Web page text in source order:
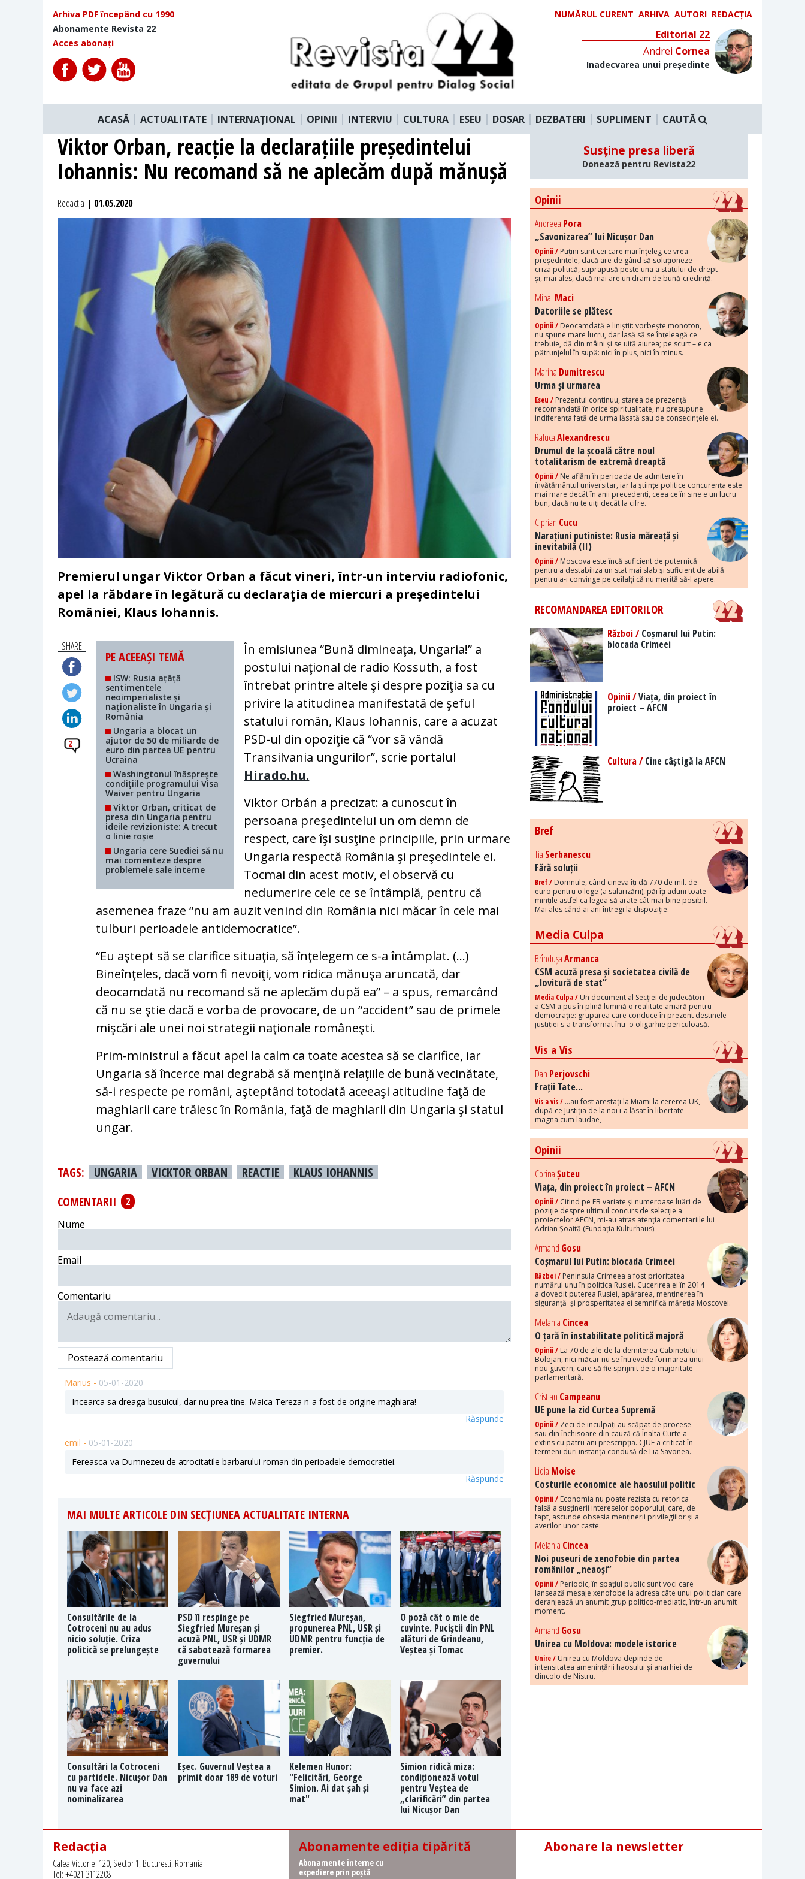
Arhiva PDF începând cu 1990
Abonamente Revista 22
Acces abonați
NUMĂRUL CURENT ARHIVA AUTORI REDACȚIA
Editorial 22
Andrei Cornea
Inadecvarea unui președinte
ACASĂ ACTUALITATE INTERNAȚIONAL OPINII INTERVIU CULTURA ESEU DOSAR DEZBATERI SUPLIMENT CAUTĂ
Viktor Orban, reacție la declarațiile președintelui
Iohannis: Nu recomand să ne aplecăm după mănușă
Redactia | 01.05.2020
Premierul ungar Viktor Orban a făcut vineri, într-un interviu radiofonic,
apel la răbdare în legătură cu declaraţia de miercuri a preşedintelui
României, Klaus Iohannis.
SHARE
2
PE ACEEAȘI TEMĂ
ISW: Rusia ațâță
sentimentele
neoimperialiste și
naționaliste în Ungaria și
România
Ungaria a blocat un
ajutor de 50 de miliarde de
euro din partea UE pentru
Ucraina
Washingtonul înăspreşte
condiţiile programului Visa
Waiver pentru Ungaria
Viktor Orban, criticat de
presa din Ungaria pentru
ideile revizioniste: A trecut
o linie roșie
Ungaria cere Suediei să nu
mai comenteze despre
problemele sale interne
În emisiunea “Bună dimineaţa, Ungaria!” a
postului naţional de radio Kossuth, a fost
întrebat printre altele şi despre poziţia sa cu
privire la atitudinea manifestată de şeful
statului român, Klaus Iohannis, care a acuzat
PSD-ul din opoziţie că “vor să vândă
Transilvania ungurilor”, scrie portalul
Hirado.hu.
Viktor Orbán a precizat: a cunoscut în
persoana preşedintelui un om demn de
respect, care îşi susţine principiile, prin urmare
Ungaria respectă România şi preşedintele ei.
Tocmai din acest motiv, el observă cu
nedumerire cele ce se întâmplă, pentru că
asemenea fraze “nu am auzit venind din România nici măcar în cele mai
tulburi perioadele antidemocratice”.
“Eu aştept să se clarifice situaţia, să înţelegem ce s-a întâmplat. (…)
Bineînţeles, dacă vom fi nevoiţi, vom ridica mănuşa aruncată, dar
deocamdată nu recomand să ne aplecăm după ea” – a spus, remarcând
că nu se ştie dacă e vorba de provocare, de un “accident” sau de primele
mişcări ale unei noi strategii naţionale româneşti.
Prim-ministrul a făcut apel la calm ca toate acestea să se clarifice, iar
Ungaria să încerce mai degrabă să menţină relaţiile de bună vecinătate,
să-i respecte pe români, aşteptând totodată aceeaşi atitudine faţă de
maghiarii care trăiesc în România, faţă de maghiarii din Ungaria şi statul
ungar.
TAGS: UNGARIA VICKTOR ORBAN REACTIE
KLAUS IOHANNIS
COMENTARII
2
Nume
Email
Comentariu
Postează comentariu
Marius - 05-01-2020
Incearca sa dreaga busuicul, dar nu prea tine. Maica Tereza n-a fost de origine maghiara!
Răspunde
emil - 05-01-2020
Fereasca-va Dumnezeu de atrocitatile barbarului roman din perioadele democratiei.
Răspunde
MAI MULTE ARTICOLE DIN SECȚIUNEA ACTUALITATE INTERNA
Consultările de la
Cotroceni nu au adus
nicio soluție. Criza
politică se prelungește
PSD îl respinge pe
Siegfried Mureșan și
acuză PNL, USR și UDMR
că sabotează formarea
guvernului
Siegfried Mureșan,
propunerea PNL, USR și
UDMR pentru funcția de
premier.
O poză cât o mie de
cuvinte. Puciștii din PNL
alături de Grindeanu,
Veștea și Tomac
Consultări la Cotroceni
cu partidele. Nicușor Dan
nu va face azi
nominalizarea
Eșec. Guvernul Veștea a
primit doar 189 de voturi
Kelemen Hunor:
"Felicitări, George
Simion. Ai dat șah și
mat"
Simion ridică miza:
condiționează votul
pentru Veștea de
„clarificări” din partea
lui Nicușor Dan
Susține presa liberă
Donează pentru Revista22
Opinii
Andreea Pora
„Savonizarea” lui Nicușor Dan
Opinii / Puțini sunt cei care mai înțeleg ce vrea
președintele, dacă are de gând să soluționeze
criza politică, suprapusă peste una a statului de drept
și, mai ales, dacă mai are un dram de bună-credință.
Mihai Maci
Datoriile se plătesc
Opinii / Deocamdată e liniștit: vorbește monoton,
nu spune mare lucru, dar lasă să se înțeleagă ce
trebuie, dă din mâini și se uită aiurea; pe scurt – e ca
pătrunjelul în supă: nici în plus, nici în minus.
Marina Dumitrescu
Urma și urmarea
Eseu / Prezentul continuu, starea de prezență
recomandată în orice spiritualitate, nu presupune
indiferența față de urma lăsată sau de consecințele ei.
RalucaAlexandrescu
Drumul de la școală către noul
totalitarism de extremă dreaptă
Opinii / Ne aflăm în perioada de admitere în
învățământul universitar, iar la științe politice concurența este
mai mare decât în anii precedenți, ceea ce în sine e un lucru
bun, dacă nu te uiți decât la cifre.
Ciprian Cucu
Narațiuni putiniste: Rusia măreață și
inevitabilă (II)
Opinii / Moscova este încă suficient de puternică
pentru a destabiliza un stat mai slab și suficient de abilă
pentru a-i convinge pe ceilalți că nu merită să-l apere.
RECOMANDAREA EDITORILOR
Război /Coșmarul lui Putin:
blocada Crimeei
Opinii /Viața, din proiect în
proiect – AFCN
Cultura /Cine câștigă la AFCN
Bref
Tia Serbanescu
Fără soluții
Bref / Domnule, când cineva îți dă 770 de mil. de
euro pentru o lege (a salarizării), păi îți aduni toate
mințile astfel ca legea să arate cât mai bine posibil.
Mai ales când ai ani întregi la dispoziție.
Media Culpa
BrîndușaArmanca
CSM acuză presa și societatea civilă de
„lovitură de stat”
Media Culpa / Un document al Secției de judecători
a CSM a pus în plină lumină o realitate amară pentru
democrație: gruparea care conduce în prezent destinele
justiției s-a transformat într-o oligarhie periculoasă.
Vis a Vis
Dan Perjovschi
Frații Tate...
Vis a vis / ...au fost arestați la Miami la cererea UK,
după ce Justiția de la noi i-a lăsat în libertate
magna cum laudae,
Opinii
CorinaȘuteu
Viața, din proiect în proiect – AFCN
Opinii / Citind pe FB variate și numeroase luări de
poziție despre ultimul concurs de selecție a
proiectelor AFCN, mi-au atras atenția comentariile lui
Adrian Șoaită (Fundația Kulturhaus).
Armand Gosu
Coșmarul lui Putin: blocada Crimeei
Război / Peninsula Crimeea a fost prioritatea
numărul unu în politica Rusiei. Cucerirea ei în 2014
a dovedit puterea Rusiei, apărarea, menținerea în
siguranță și prosperitatea ei semnifică măreția Moscovei.
Melania Cincea
O țară în instabilitate politică majoră
Opinii / La 70 de zile de la demiterea Cabinetului
Bolojan, nici măcar nu se întrevede formarea unui
nou guvern, care să fie sprijinit de o majoritate
parlamentară.
Cristian Campeanu
UE pune la zid Curtea Supremă
Opinii / Zeci de inculpați au scăpat de procese
sau din închisoare din cauză că Înalta Curte a
extins cu patru ani prescripția. CJUE a criticat în
termeni duri instanța condusă de Lia Savonea.
Lidia Moise
Costurile economice ale haosului politic
Opinii / Economia nu poate rezista cu retorica
falsă a susținerii intereselor poporului, care, de
fapt, ascunde obsesia menținerii privilegiilor și a
averilor unor caste.
Melania Cincea
Noi puseuri de xenofobie din partea
românilor „neaoși”
Opinii / Periodic, în spațiul public sunt voci care
lansează mesaje xenofobe la adresa câte unui politician care
deranjează un anumit grup politico-mediatic, într-un anumit
moment.
Armand Gosu
Unirea cu Moldova: modele istorice
Unire / Unirea cu Moldova depinde de
intensitatea amenințării haosului și anarhiei de
dincolo de Nistru.
Redacția
Calea Victoriei 120, Sector 1, Bucuresti, Romania
Tel: +4021 3112208
Abonamente ediția tipărită
Abonamente interne cu
expediere prin poștă
Abonare la newsletter